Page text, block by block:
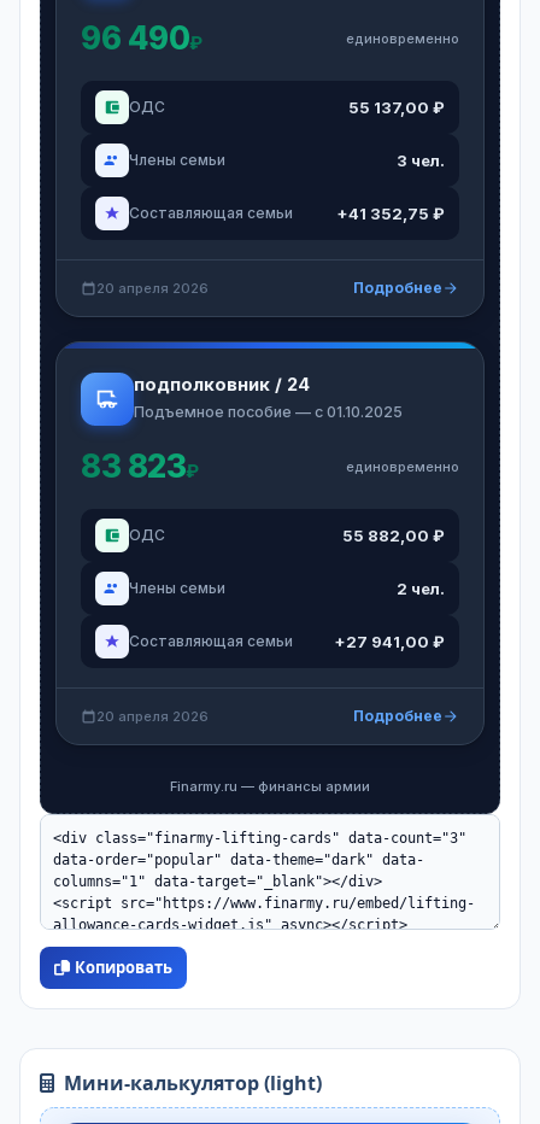
96 490₽ единовременно
ОДС 55 137,00 ₽
Члены семьи 3 чел.
Составляющая семьи +41 352,75 ₽
20 апреля 2026 Подробнее
подполковник / 24
Подъемное пособие — с 01.10.2025
83 823₽ единовременно
ОДС 55 882,00 ₽
Члены семьи 2 чел.
Составляющая семьи +27 941,00 ₽
20 апреля 2026 Подробнее
Finarmy.ru — финансы армии
Копировать
Мини-калькулятор (light)